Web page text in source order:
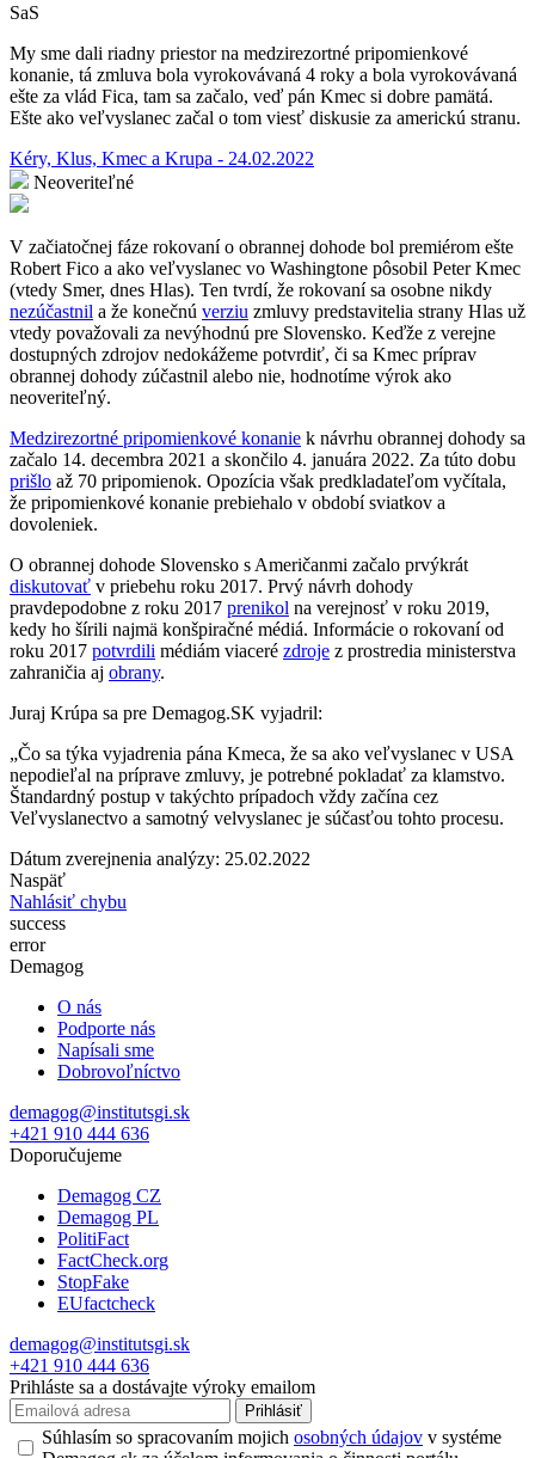
SaS
My sme dali riadny priestor na medzirezortné pripomienkové
konanie, tá zmluva bola vyrokovávaná 4 roky a bola vyrokovávaná
ešte za vlád Fica, tam sa začalo, veď pán Kmec si dobre pamätá.
Ešte ako veľvyslanec začal o tom viesť diskusie za americkú stranu.
Kéry, Klus, Kmec a Krupa - 24.02.2022
Neoveriteľné
V začiatočnej fáze rokovaní o obrannej dohode bol premiérom ešte
Robert Fico a ako veľvyslanec vo Washingtone pôsobil Peter Kmec
(vtedy Smer, dnes Hlas). Ten tvrdí, že rokovaní sa osobne nikdy
nezúčastnil a že konečnú verziu zmluvy predstavitelia strany Hlas už
vtedy považovali za nevýhodnú pre Slovensko. Keďže z verejne
dostupných zdrojov nedokážeme potvrdiť, či sa Kmec príprav
obrannej dohody zúčastnil alebo nie, hodnotíme výrok ako
neoveriteľný.
Medzirezortné pripomienkové konanie k návrhu obrannej dohody sa
začalo 14. decembra 2021 a skončilo 4. januára 2022. Za túto dobu
prišlo až 70 pripomienok. Opozícia však predkladateľom vyčítala,
že pripomienkové konanie prebiehalo v období sviatkov a
dovoleniek.
O obrannej dohode Slovensko s Američanmi začalo prvýkrát
diskutovať v priebehu roku 2017. Prvý návrh dohody
pravdepodobne z roku 2017 prenikol na verejnosť v roku 2019,
kedy ho šírili najmä konšpiračné médiá. Informácie o rokovaní od
roku 2017 potvrdili médiám viaceré zdroje z prostredia ministerstva
zahraničia aj obrany.
Juraj Krúpa sa pre Demagog.SK vyjadril:
„Čo sa týka vyjadrenia pána Kmeca, že sa ako veľvyslanec v USA
nepodieľal na príprave zmluvy, je potrebné pokladať za klamstvo.
Štandardný postup v takýchto prípadoch vždy začína cez
Veľvyslanectvo a samotný velvyslanec je súčasťou tohto procesu.
Dátum zverejnenia analýzy: 25.02.2022
Naspäť
Nahlásiť chybu
success
error
Demagog
O nás
Podporte nás
Napísali sme
Dobrovoľníctvo
demagog@institutsgi.sk
+421 910 444 636
Doporučujeme
Demagog CZ
Demagog PL
PolitiFact
FactCheck.org
StopFake
EUfactcheck
demagog@institutsgi.sk
+421 910 444 636
Prihláste sa a dostávajte výroky emailom
Prihlásiť
Súhlasím so spracovaním mojich osobných údajov v systéme